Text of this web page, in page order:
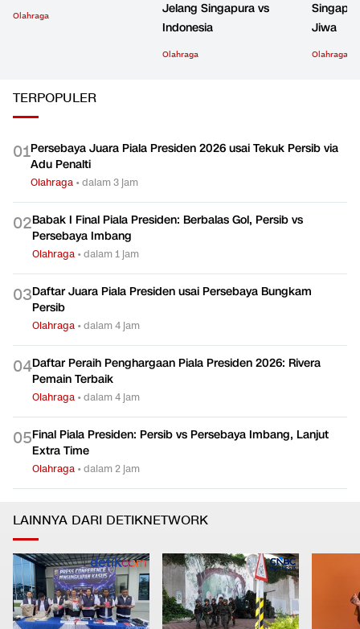
Olahraga
Jelang Singapura vs
Indonesia
Olahraga
Jiwa
Olahraga
TERPOPULER
01Persebaya Juara Piala Presiden 2026 usai Tekuk Persib via
Adu Penalti
Olahraga •dalam 3 jam
02Babak I Final Piala Presiden: Berbalas Gol, Persib vs
Persebaya Imbang
Olahraga •dalam 1 jam
03Daftar Juara Piala Presiden usai Persebaya Bungkam
Persib
Olahraga •dalam 4 jam
04Daftar Peraih Penghargaan Piala Presiden 2026: Rivera
Pemain Terbaik
Olahraga •dalam 4 jam
05Final Piala Presiden: Persib vs Persebaya Imbang, Lanjut
Extra Time
Olahraga •dalam 2 jam
LAINNYA DARI DETIKNETWORK